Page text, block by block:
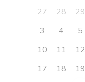
27 28 29
3
4 5
10
11 12
17
18 19